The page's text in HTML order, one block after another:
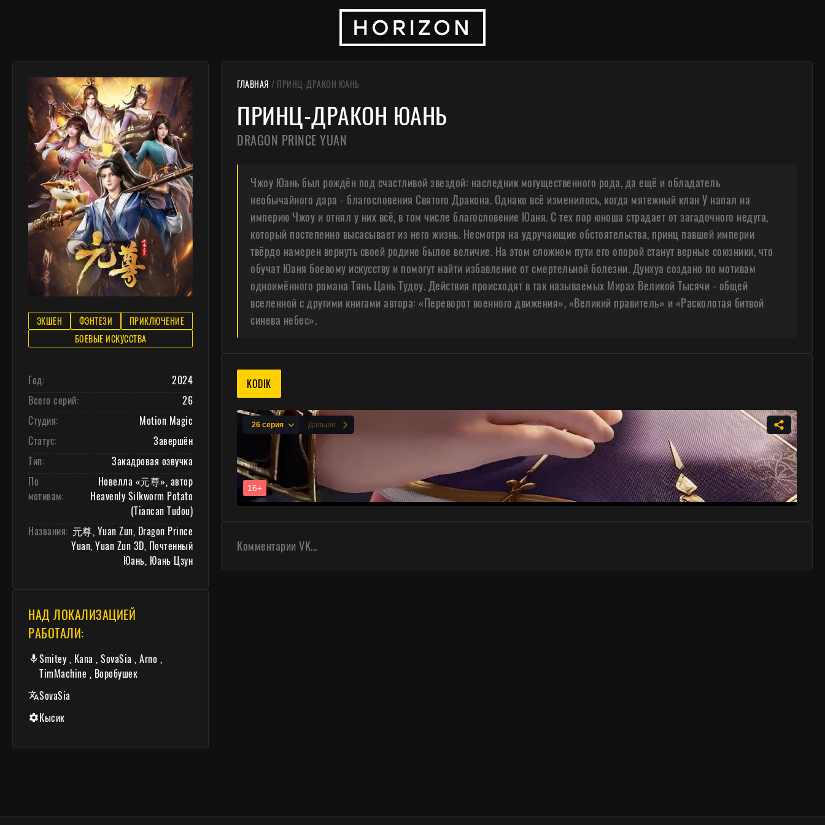
ЭКШЕН ФЭНТЕЗИ
ПРИКЛЮЧЕНИЕ
БОЕВЫЕ ИСКУССТВА
Год:
2024
Всего серий:
26
Студия:
Motion Magic
Статус:
Завершён
Тип:
Закадровая озвучка
По
мотивам:
Новелла «元尊», автор
Heavenly Silkworm Potato
(Tiancan Tudou)
Названия: 元尊, Yuan Zun, Dragon Prince
Yuan, Yuan Zun 3D, Почтенный
Юань, Юань Цзун
НАД ЛОКАЛИЗАЦИЕЙ
РАБОТАЛИ:
Smitey , Kana , SovaSia , Arno ,
TimMachine , Воробушек
SovaSia
Кысик
ГЛАВНАЯ / ПРИНЦ-ДРАКОН ЮАНЬ
ПРИНЦ-ДРАКОН ЮАНЬ
DRAGON PRINCE YUAN
Чжоу Юань был рождён под счастливой звездой: наследник могущественного рода, да ещё и обладатель
необычайного дара - благословения Святого Дракона. Однако всё изменилось, когда мятежный клан У напал на
империю Чжоу и отнял у них всё, в том числе благословение Юаня. С тех пор юноша страдает от загадочного недуга,
который постепенно высасывает из него жизнь. Несмотря на удручающие обстоятельства, принц павшей империи
твёрдо намерен вернуть своей родине былое величие. На этом сложном пути его опорой станут верные союзники, что
обучат Юаня боевому искусству и помогут найти избавление от смертельной болезни. Дунхуа создано по мотивам
одноимённого романа Тянь Цань Тудоу. Действия происходят в так называемых Мирах Великой Тысячи - общей
вселенной с другими книгами автора: «Переворот военного движения», «Великий правитель» и «Расколотая битвой
синева небес».
KODIK
Комментарии VK...